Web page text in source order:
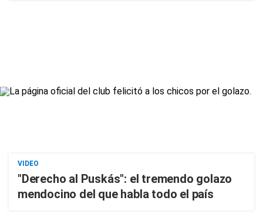
VIDEO
"Derecho al Puskás": el tremendo golazo
mendocino del que habla todo el país